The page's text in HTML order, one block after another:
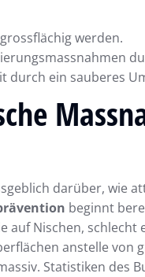
werden.
durch ein sauberes
darüber, wie
beginnt
Nischen,
anstelle von
Statistiken des